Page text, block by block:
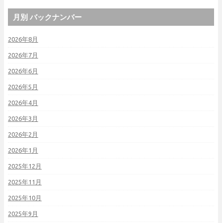
月別 バックナンバー
2026年8月
2026年7月
2026年6月
2026年5月
2026年4月
2026年3月
2026年2月
2026年1月
2025年12月
2025年11月
2025年10月
2025年9月